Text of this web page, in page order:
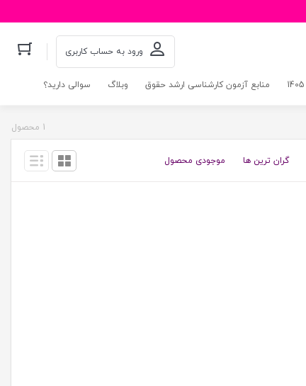
ورود به حساب کاربری
منابع آزمون کارشناسی ارشد حقوق وبلاگ سوالی دارید؟
1 محصول
گران ترین ها موجودی محصول